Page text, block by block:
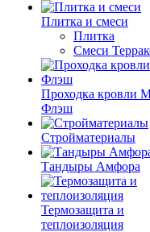
Плитка и смеси
Плитка
Смеси
Проходка кровли
Флэш
Стройматериалы
Тандыры Амфора
Термозащита и
теплоизоляция